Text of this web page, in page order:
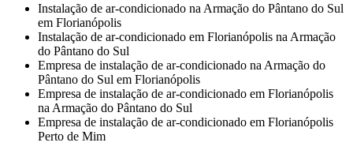
Instalação de ar-condicionado na Armação do Pântano do Sul
em Florianópolis
Instalação de ar-condicionado em Florianópolis na Armação
do Pântano do Sul
Empresa de instalação de ar-condicionado na Armação do
Pântano do Sul em Florianópolis
Empresa de instalação de ar-condicionado em Florianópolis
na Armação do Pântano do Sul
Empresa de instalação de ar-condicionado em Florianópolis
Perto de Mim